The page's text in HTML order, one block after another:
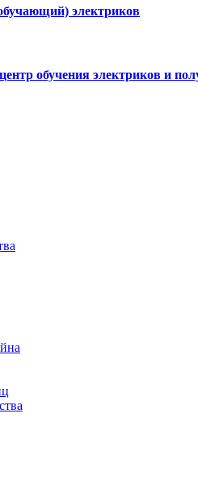
электриков
обучения электриков и